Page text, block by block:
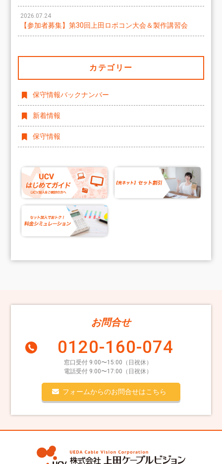
2026.07.24
【参加者募集】第30回上田ロボコン大会＆製作講習会
カテゴリー
保守情報バックナンバー
新着情報
保守情報
お問合せ
0120-160-074
窓口受付 9:00〜15:00（日祝休）
電話受付 9:00〜17:00（日祝休）
フォームからのお問合せはこちら